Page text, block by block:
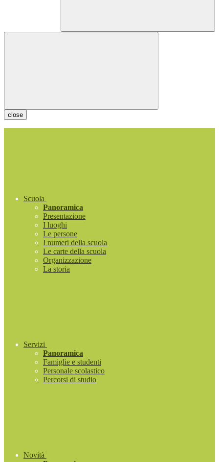
close
Scuola
Panoramica
Presentazione
I luoghi
Le persone
I numeri della scuola
Le carte della scuola
Organizzazione
La storia
Servizi
Panoramica
Famiglie e studenti
Personale scolastico
Percorsi di studio
Novità